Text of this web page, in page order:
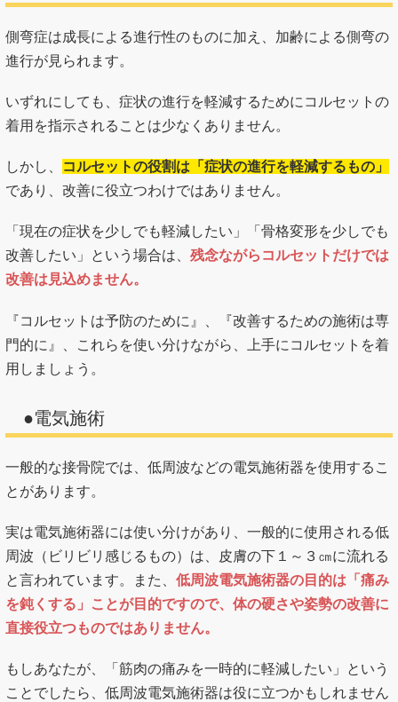
側弯症は成長による進行性のものに加え、加齢による側弯の
進行が見られます。
いずれにしても、症状の進行を軽減するためにコルセットの
着用を指示されることは少なくありません。
しかし、
コルセットの役割は「症状の進行を軽減するもの」
であり、改善に役立つわけではありません。
「現在の症状を少しでも軽減したい」「骨格変形を少しでも
改善したい」という場合は、 残念ながらコルセットだけでは
改善は見込めません。
『コルセットは予防のために』、『改善するための施術は専
門的に』、これらを使い分けながら、上手にコルセットを着
用しましょう。
●電気施術
一般的な接骨院では、低周波などの電気施術器を使用するこ
とがあります。
実は電気施術器には使い分けがあり、一般的に使用される低
周波（ビリビリ感じるもの）は、皮膚の下１～３㎝に流れる
と言われています。また、 低周波電気施術器の目的は「痛み
を鈍くする」ことが目的ですので、体の硬さや姿勢の改善に
直接役立つものではありません。
もしあなたが、「筋肉の痛みを一時的に軽減したい」という
ことでしたら、低周波電気施術器は役に立つかもしれません